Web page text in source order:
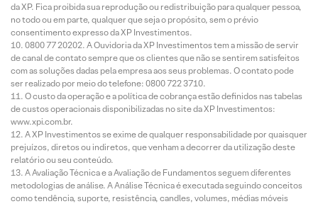
da XP. Fica proibida sua reprodução ou redistribuição para qualquer pessoa,
no todo ou em parte, qualquer que seja o propósito, sem o prévio
consentimento expresso da XP Investimentos.
0800 77 20202. A Ouvidoria da XP Investimentos tem a missão de servir
de canal de contato sempre que os clientes que não se sentirem satisfeitos
com as soluções dadas pela empresa aos seus problemas. O contato pode
ser realizado por meio do telefone: 0800 722 3710.
O custo da operação e a política de cobrança estão definidos nas tabelas
de custos operacionais disponibilizadas no site da XP Investimentos:
www.xpi.com.br.
A XP Investimentos se exime de qualquer responsabilidade por quaisquer
prejuízos, diretos ou indiretos, que venham a decorrer da utilização deste
relatório ou seu conteúdo.
A Avaliação Técnica e a Avaliação de Fundamentos seguem diferentes
metodologias de análise. A Análise Técnica é executada seguindo conceitos
como tendência, suporte, resistência, candles, volumes, médias móveis